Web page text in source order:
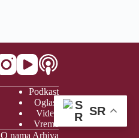
Podkast
Oglasi
Video
Vreme
O nama Arhiva
SR